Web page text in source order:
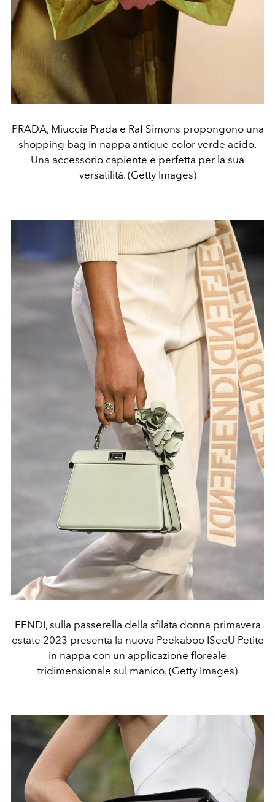
PRADA, Miuccia Prada e Raf Simons propongono una
shopping bag in nappa antique color verde acido.
Una accessorio capiente e perfetta per la sua
versatilità. (Getty Images)
FENDI, sulla passerella della sfilata donna primavera
estate 2023 presenta la nuova Peekaboo ISeeU Petite
in nappa con un applicazione floreale
tridimensionale sul manico. (Getty Images)